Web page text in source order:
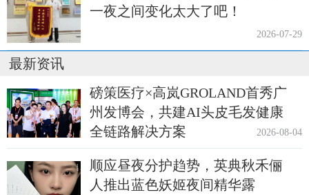
一夜之间变化太大了吧！
2026-07-29
最新资讯
磅策医疗×高岚GROLAND首秀广
州发博会，共建AI头皮毛发健康
全链路解决方案
2026-08-04
顺应昼夜分护趋势，英典秋禾俪
人推出蓝色妖姬夜间精华露